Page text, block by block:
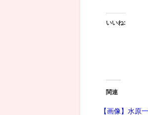
いいね:
関連
【画像】水原